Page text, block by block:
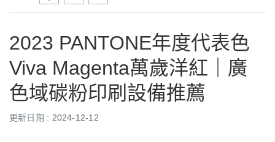
2023 PANTONE年度代表色
Viva Magenta萬歲洋紅｜廣
色域碳粉印刷設備推薦
更新日期 : 2024-12-12